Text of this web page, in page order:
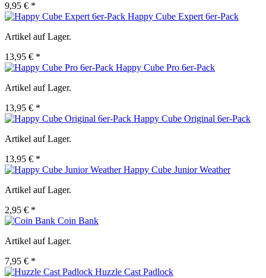
9,95 € *
Happy Cube Expert 6er-Pack
Artikel auf Lager.
13,95 € *
Happy Cube Pro 6er-Pack
Artikel auf Lager.
13,95 € *
Happy Cube Original 6er-Pack
Artikel auf Lager.
13,95 € *
Happy Cube Junior Weather
Artikel auf Lager.
2,95 € *
Coin Bank
Artikel auf Lager.
7,95 € *
Huzzle Cast Padlock